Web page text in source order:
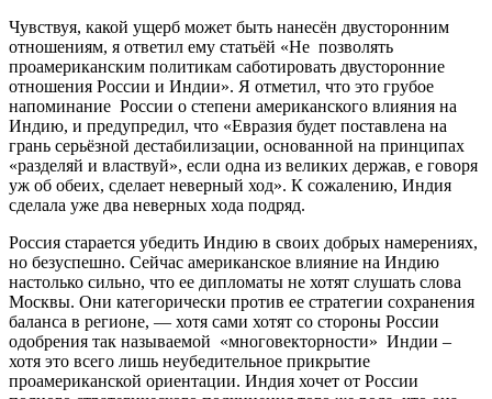
Чувствуя, какой ущерб может быть нанесён двусторонним
отношениям, я ответил ему статьёй «Не позволять
проамериканским политикам саботировать двусторонние
отношения России и Индии». Я отметил, что это грубое
напоминание России о степени американского влияния на
Индию, и предупредил, что «Евразия будет поставлена на
грань серьёзной дестабилизации, основанной на принципах
«разделяй и властвуй», если одна из великих держав, е говоря
уж об обеих, сделает неверный ход». К сожалению, Индия
сделала уже два неверных хода подряд.
Россия старается убедить Индию в своих добрых намерениях,
но безуспешно. Сейчас американское влияние на Индию
настолько сильно, что ее дипломаты не хотят слушать слова
Москвы. Они категорически против ее стратегии сохранения
баланса в регионе, — хотя сами хотят со стороны России
одобрения так называемой «многовекторности» Индии –
хотя это всего лишь неубедительное прикрытие
проамериканской ориентации. Индия хочет от России